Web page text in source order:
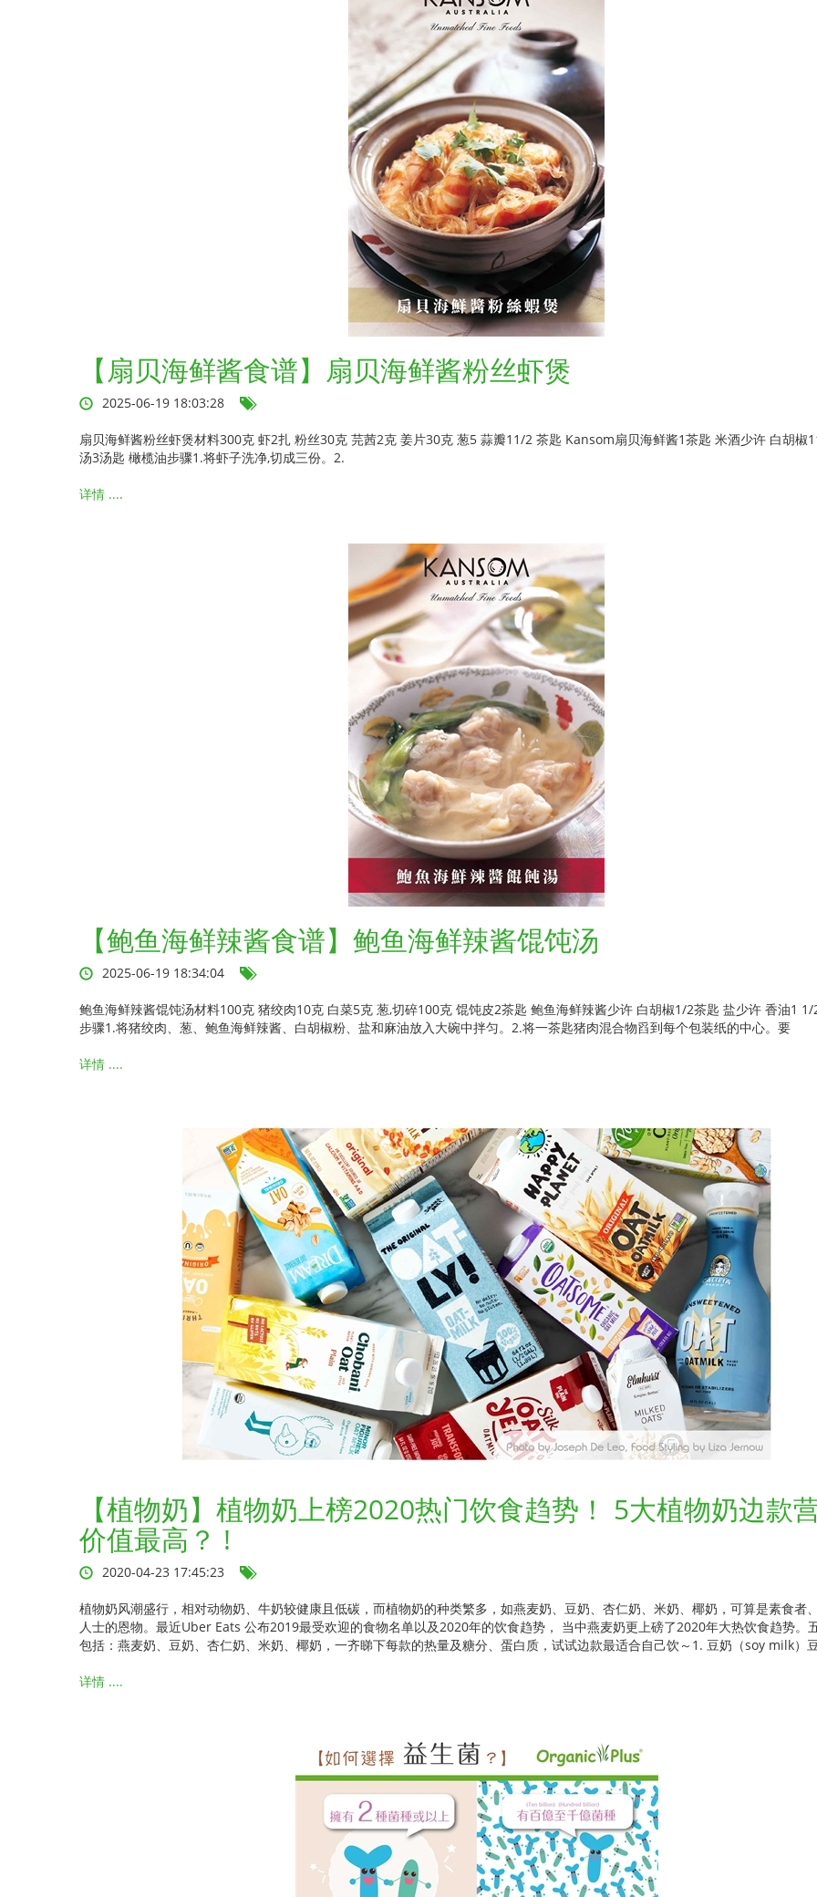
【扇贝海鲜酱食谱】扇贝海鲜酱粉丝虾煲
2025-06-19 18:03:28
扇贝海鲜酱粉丝虾煲材料300克 虾2扎 粉丝30克 芫茜2克 姜片30克 葱5 蒜瓣11/2 茶匙 Kansom扇贝海鲜酱1茶匙 米酒少许 白胡椒
汤3汤匙 橄榄油步骤1.将虾子洗净,切成三份。2.
详情 ....
【鲍鱼海鲜辣酱食谱】鲍鱼海鲜辣酱馄饨汤
2025-06-19 18:34:04
鲍鱼海鲜辣酱馄饨汤材料100克 猪绞肉10克 白菜5克 葱,切碎100克 馄饨皮2茶匙 鲍鱼海鲜辣酱少许 白胡椒1/2茶匙 盐少许 香油1 1/
步骤1.将猪绞肉、葱、鲍鱼海鲜辣酱、白胡椒粉、盐和麻油放入大碗中拌匀。2.将一茶匙猪肉混合物舀到每个包装纸的中心。要
详情 ....
【植物奶】植物奶上榜2020热门饮食趋势！ 5大植物奶边款
价值最高？ !
2020-04-23 17:45:23
植物奶风潮盛行，相对动物奶、牛奶较健康且低碳，而植物奶的种类繁多，如燕麦奶、豆奶、杏仁奶、米奶、椰奶，可算是素食者
人士的恩物。最近Uber Eats 公布2019最受欢迎的食物名单以及2020年的饮食趋势， 当中燕麦奶更上磅了2020年大热饮食趋势。
包括：燕麦奶、豆奶、杏仁奶、米奶、椰奶，一齐睇下每款的热量及糖分、蛋白质，试试边款最适合自己饮～1. 豆奶（soy milk）
详情 ....